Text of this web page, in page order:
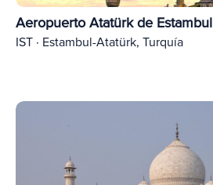
Aeropuerto Atatürk de Estambul
IST · Estambul-Atatürk, Turquía